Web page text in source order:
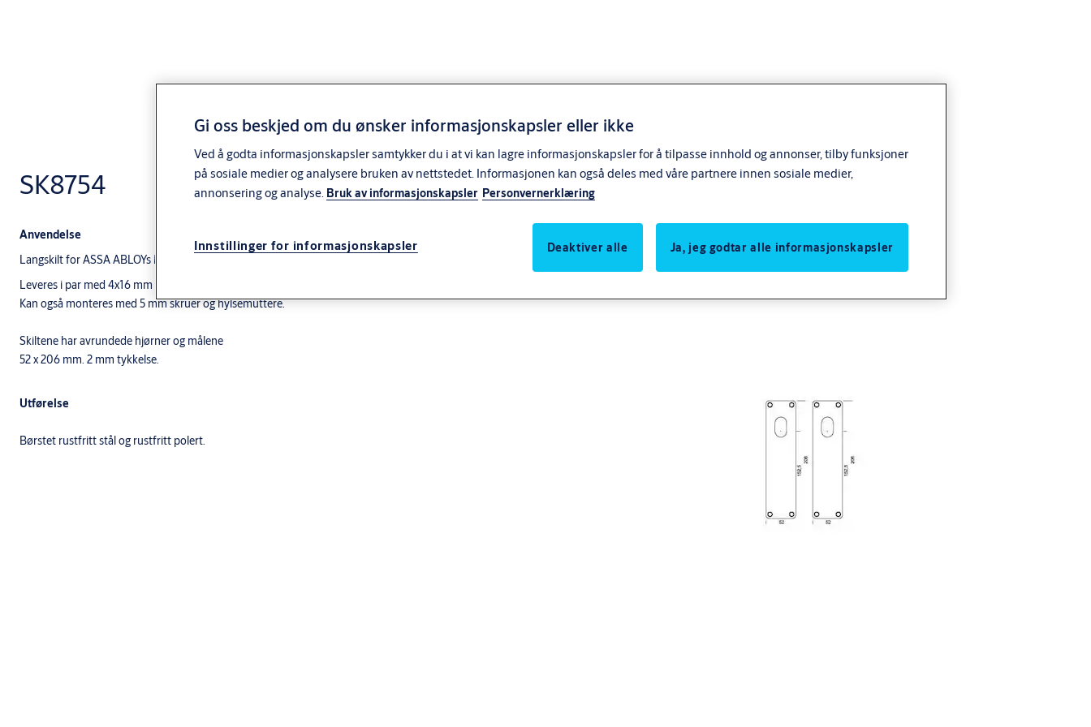
SK8754
Anvendelse
Langskilt for ASSA ABLOYs Modul- og Connect-låsserie.
Leveres i par med 4x16 mm plateskruer.
Kan også monteres med 5 mm skruer og hylsemuttere.
Skiltene har avrundede hjørner og målene
52 x 206 mm. 2 mm tykkelse.
Utførelse
Børstet rustfritt stål og rustfritt polert.
Gi oss beskjed om du ønsker informasjonskapsler eller ikke
Ved å godta informasjonskapsler samtykker du i at vi kan lagre informasjonskapsler for å tilpasse innhold og annonser, tilby funksjoner
på sosiale medier og analysere bruken av nettstedet. Informasjonen kan også deles med våre partnere innen sosiale medier,
annonsering og analyse. Bruk av informasjonskapsler Personvernerklæring
Innstillinger for informasjonskapsler Deaktiver alle Ja, jeg godtar alle informasjonskapsler